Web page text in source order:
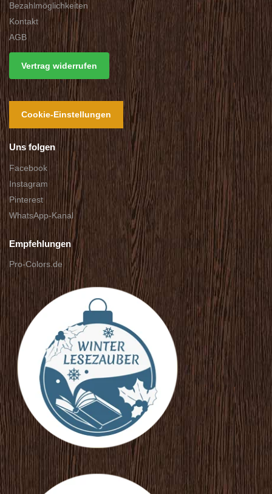
Bezahlmöglichkeiten
Kontakt
AGB
Vertrag widerrufen
Cookie-Einstellungen
Uns folgen
Facebook
Instagram
Pinterest
WhatsApp-Kanal
Empfehlungen
Pro-Colors.de